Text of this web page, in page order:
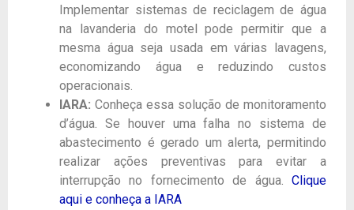
Implementar sistemas de reciclagem de água
na lavanderia do motel pode permitir que a
mesma água seja usada em várias lavagens,
economizando água e reduzindo custos
operacionais.
IARA: Conheça essa solução de monitoramento
d’água. Se houver uma falha no sistema de
abastecimento é gerado um alerta, permitindo
realizar ações preventivas para evitar a
interrupção no fornecimento de água. Clique
aqui e conheça a IARA